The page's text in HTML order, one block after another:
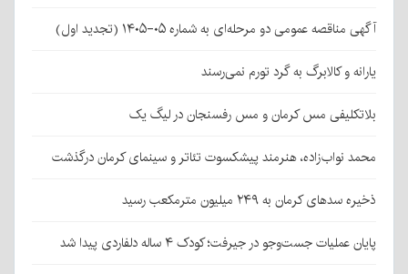
آگهی مناقصه عمومی دو مرحله‌ای به شماره ۰۵-۱۴۰۵ (تجدید اول)
یارانه و کالابرگ به گرد تورم نمی‌رسند
بلاتکلیفی مس کرمان و مس رفسنجان در لیگ یک
محمد نواب‌زاده، هنرمند پیشکسوت تئاتر و سینمای کرمان درگذشت
ذخیره سدهای کرمان به ۲۴۹ میلیون مترمکعب رسید
پایان عملیات جست‌وجو در جیرفت؛ کودک ۴ ساله دلفاردی پیدا شد